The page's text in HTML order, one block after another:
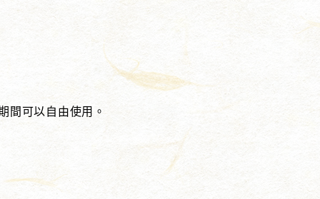
間可以自由使用。